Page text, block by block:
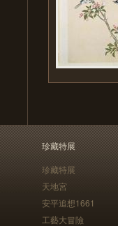
珍藏特展
珍藏特展
天地宮
安平追想1661
工藝大冒險